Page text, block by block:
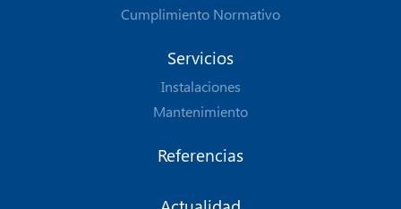
Cumplimiento Normativo
Servicios
Instalaciones
Mantenimiento
Referencias